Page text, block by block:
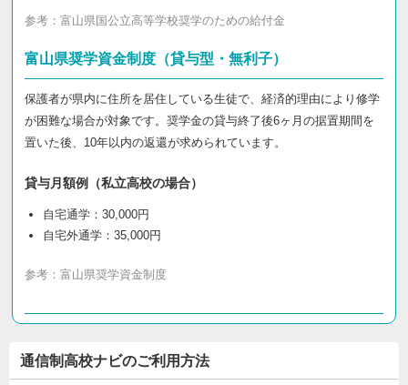
参考： 富山県国公立高等学校奨学のための給付金
富山県奨学資金制度（貸与型・無利子）
保護者が県内に住所を居住している生徒で、経済的理由により修学
が困難な場合が対象です。奨学金の貸与終了後6ヶ月の据置期間を
置いた後、10年以内の返還が求められています。
貸与月額例（私立高校の場合）
自宅通学：30,000円
自宅外通学：35,000円
参考： 富山県奨学資金制度
通信制高校ナビのご利用方法